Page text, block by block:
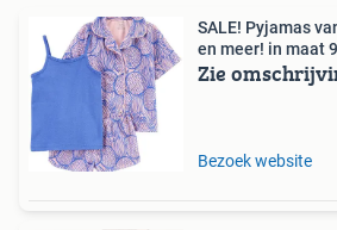
SALE! Pyjamas
en meer! in maat
Zie
Bezoek website